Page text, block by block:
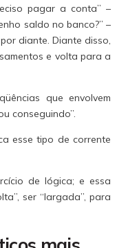
pagar a conta” –
saldo no banco?” –
diante. Diante disso,
e volta para a
que envolvem
conseguindo”.
esse tipo de corrente
de lógica; e essa
ser “largada”, para